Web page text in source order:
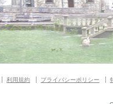
利用規約 プライバシーポリシー